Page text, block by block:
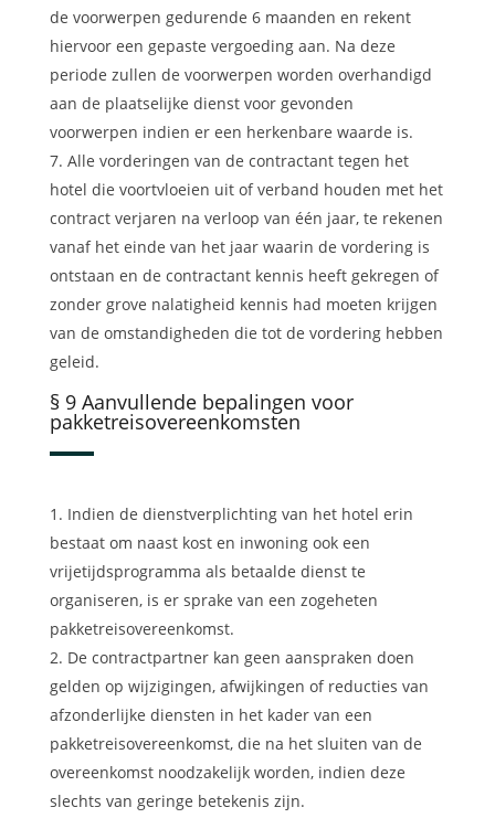
de voorwerpen gedurende 6 maanden en rekent
hiervoor een gepaste vergoeding aan. Na deze
periode zullen de voorwerpen worden overhandigd
aan de plaatselijke dienst voor gevonden
voorwerpen indien er een herkenbare waarde is.
Alle vorderingen van de contractant tegen het
hotel die voortvloeien uit of verband houden met het
contract verjaren na verloop van één jaar, te rekenen
vanaf het einde van het jaar waarin de vordering is
ontstaan en de contractant kennis heeft gekregen of
zonder grove nalatigheid kennis had moeten krijgen
van de omstandigheden die tot de vordering hebben
geleid.
§ 9 Aanvullende bepalingen voor
pakketreisovereenkomsten
Indien de dienstverplichting van het hotel erin
bestaat om naast kost en inwoning ook een
vrijetijdsprogramma als betaalde dienst te
organiseren, is er sprake van een zogeheten
pakketreisovereenkomst.
De contractpartner kan geen aanspraken doen
gelden op wijzigingen, afwijkingen of reducties van
afzonderlijke diensten in het kader van een
pakketreisovereenkomst, die na het sluiten van de
overeenkomst noodzakelijk worden, indien deze
slechts van geringe betekenis zijn.